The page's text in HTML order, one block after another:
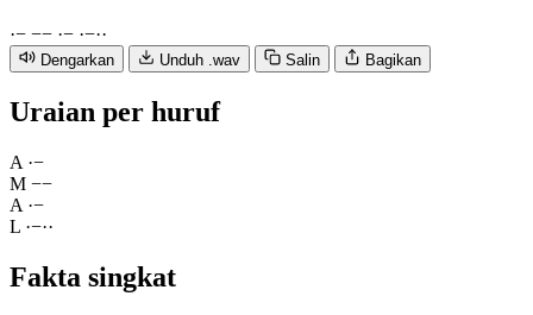
·− −− ·− ·−··
Dengarkan Unduh .wav Salin Bagikan
Uraian per huruf
A ·−
M −−
A ·−
L ·−··
Fakta singkat